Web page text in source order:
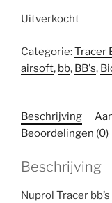
Uitverkocht
Categorie:Tracer
airsoft, bb, BB's,
Beschrijving
Beoordelingen (0)
Beschrijving
Nuprol Tracer